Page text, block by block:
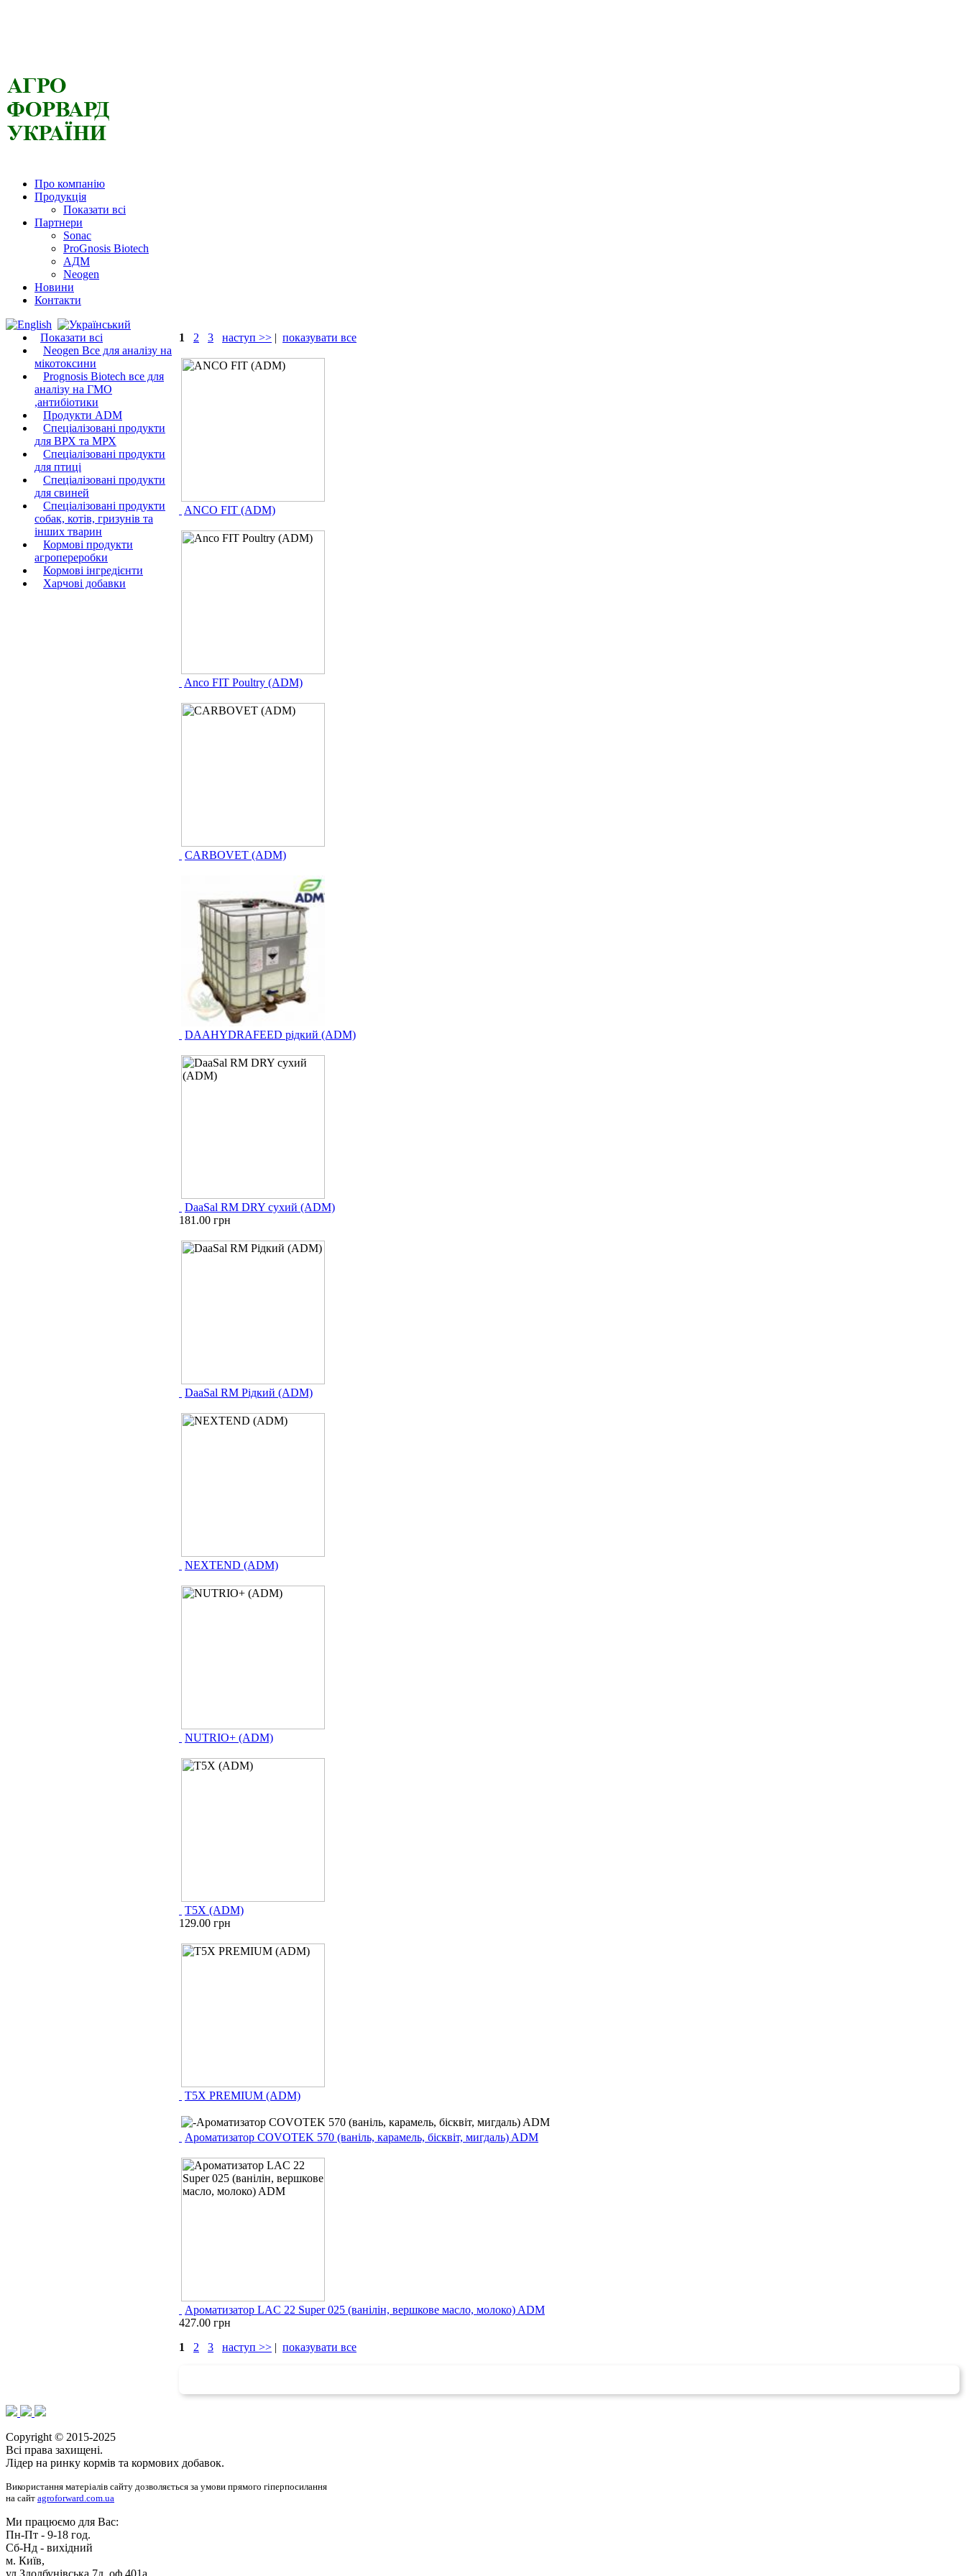
Про компанію
Продукція
Показати всі
Партнери
Sonac
ProGnosis Biotech
АДМ
Neogen
Новини
Контакти
Показати всі
Neogen Все для аналізу на
мікотоксини
Prognosis Biotech все для
аналізу на ГМО
,антибіотики
Продукти ADM
Спеціалізовані продукти
для ВРХ та МРХ
Спеціалізовані продукти
для птиці
Спеціалізовані продукти
для свиней
Спеціалізовані продукти
собак, котів, гризунів та
інших тварин
Кормові продукти
агропереробки
Кормові інгредієнти
Харчові добавки
1 2 3 наступ >> | показувати все
ANCO FIT (ADM)
Anco FIT Poultry (ADM)
CARBOVET (ADM)
DAAHYDRAFEED рідкий (ADM)
DaaSal RM DRY сухий (ADM)
181.00 грн
DaaSal RM Рідкий (ADM)
NEXTEND (ADM)
NUTRIO+ (ADM)
T5X (ADM)
129.00 грн
T5X PREMIUM (ADM)
Ароматизатор COVOTEK 570 (ваніль, карамель, бісквіт, мигдаль) ADM
Ароматизатор LAC 22 Super 025 (ванілін, вершкове масло, молоко) ADM
427.00 грн
1
2 3 наступ >> | показувати все
Copyright © 2015-2025
Всі права захищені.
Лідер на ринку кормів та кормових добавок.
Використання матеріалів сайту дозволяється за умови прямого гіперпосилання
на сайт agroforward.com.ua
Ми працюємо для Вас:
Пн-Пт - 9-18 год.
Cб-Нд - вихідний
м. Київ,
ул.Здолбунівська 7д, оф.401a